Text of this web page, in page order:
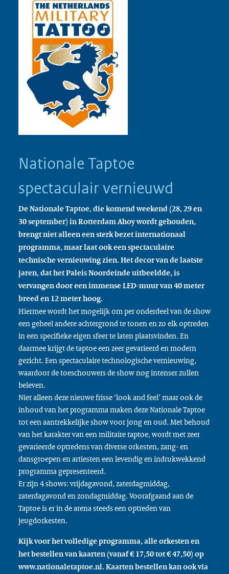
Nationale Taptoe
spectaculair vernieuwd
De Nationale Taptoe, die komend weekend (28, 29 en
30 september) in Rotterdam Ahoy wordt gehouden,
brengt niet alleen een sterk bezet internationaal
programma, maar laat ook een spectaculaire
technische vernieuwing zien. Het decor van de laatste
jaren, dat het Paleis Noordeinde uitbeeldde, is
vervangen door een immense LED-muur van 40 meter
breed en 12 meter hoog.
Hiermee wordt het mogelijk om per onderdeel van de show
een geheel andere achtergrond te tonen en zo elk optreden
in een specifieke eigen sfeer te laten plaatsvinden. En
daarmee krijgt de taptoe een zeer gevarieerd en modern
gezicht. Een spectaculaire technologische vernieuwing,
waardoor de toeschouwers de show nog intenser zullen
beleven.
Niet alleen deze nieuwe frisse ‘look and feel’ maar ook de
inhoud van het programma maken deze Nationale Taptoe
tot een aantrekkelijke show voor jong en oud. Met behoud
van het karakter van een militaire taptoe, wordt met zeer
gevarieerde optredens van diverse orkesten, zang- en
dansgroepen en artiesten een levendig en indrukwekkend
programma gepresenteerd.
Er zijn 4 shows: vrijdagavond, zaterdagmiddag,
zaterdagavond en zondagmiddag. Voorafgaand aan de
Taptoe is er in de arena steeds een optreden van
jeugdorkesten.
Kijk voor het volledige programma, alle orkesten en
het bestellen van kaarten (vanaf € 17,50 tot € 47,50) op
www.nationaletaptoe.nl. Kaarten bestellen kan ook via